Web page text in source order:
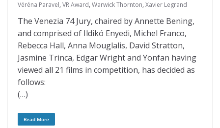
Véréna Paravel, VR Award, Warwick Thornton, Xavier Legrand
The Venezia 74 Jury, chaired by Annette Bening,
and comprised of Ildikó Enyedi, Michel Franco,
Rebecca Hall, Anna Mouglalis, David Stratton,
Jasmine Trinca, Edgar Wright and Yonfan having
viewed all 21 films in competition, has decided as
follows:
(…)
Read More